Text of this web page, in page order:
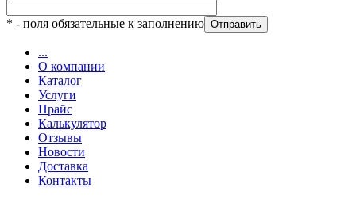
* - поля обязательные к заполнению
...
О компании
Каталог
Услуги
Прайс
Калькулятор
Отзывы
Новости
Доставка
Контакты